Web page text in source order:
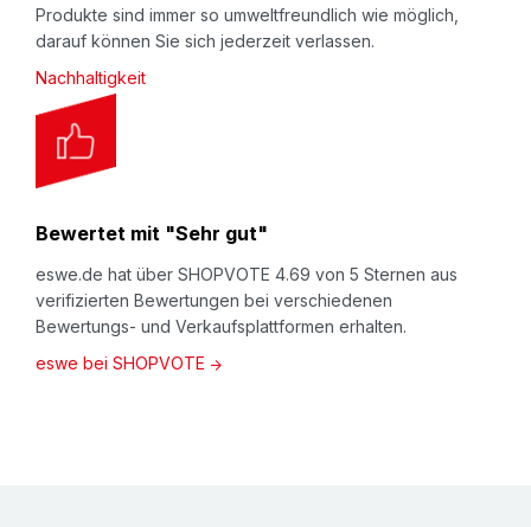
Produkte sind immer so umweltfreundlich wie möglich,
darauf können Sie sich jederzeit verlassen.
Nachhaltigkeit
Bewertet mit "Sehr gut"
eswe.de hat über SHOPVOTE 4.69 von 5 Sternen aus
verifizierten Bewertungen bei verschiedenen
Bewertungs- und Verkaufsplattformen erhalten.
eswe bei SHOPVOTE